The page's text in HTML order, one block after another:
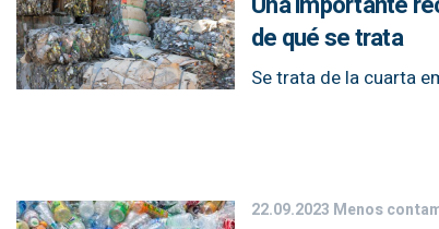
de qué se trata
Se trata de la cuarta
22.09.2023 Menos